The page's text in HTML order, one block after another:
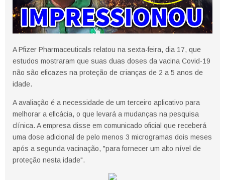
A Pfizer Pharmaceuticals relatou na sexta-feira, dia 17, que
estudos mostraram que suas duas doses da vacina Covid-19
não são eficazes na proteção de crianças de 2 a 5 anos de
idade.
A avaliação é a necessidade de um terceiro aplicativo para
melhorar a eficácia, o que levará a mudanças na pesquisa
clínica. A empresa disse em comunicado oficial que receberá
uma dose adicional de pelo menos 3 microgramas dois meses
após a segunda vacinação, "para fornecer um alto nível de
proteção nesta idade".